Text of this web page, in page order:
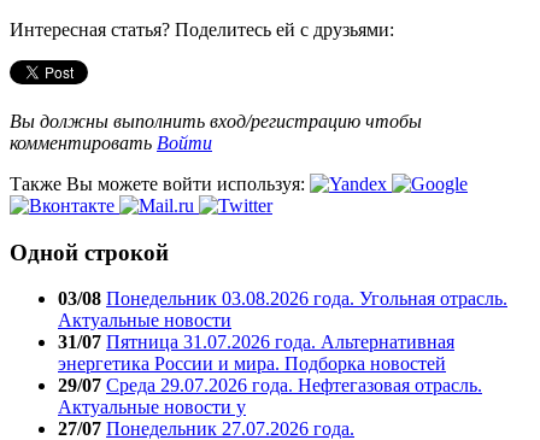
Интересная статья? Поделитесь ей с друзьями:
Вы должны выполнить вход/регистрацию чтобы
комментировать Войти
Также Вы можете войти используя:
Одной строкой
03/08 Понедельник 03.08.2026 года. Угольная отрасль.
Актуальные новости
31/07 Пятница 31.07.2026 года. Альтернативная
энергетика России и мира. Подборка новостей
29/07 Среда 29.07.2026 года. Нефтегазовая отрасль.
Актуальные новости у
27/07 Понедельник 27.07.2026 года.